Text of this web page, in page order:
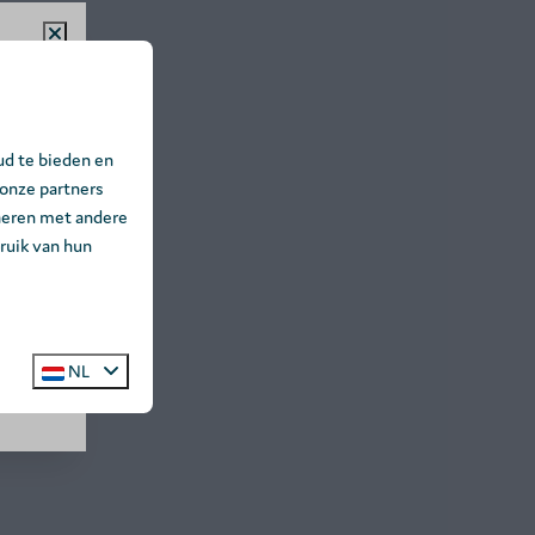
☀️🌲
te bieden en
partners
met andere
van hun
NL